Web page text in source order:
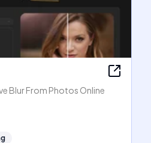
Blur From Photos Online